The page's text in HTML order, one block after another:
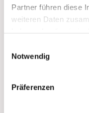
Partner führen diese
weiteren Daten
Notwendig
Präferenzen
Dies